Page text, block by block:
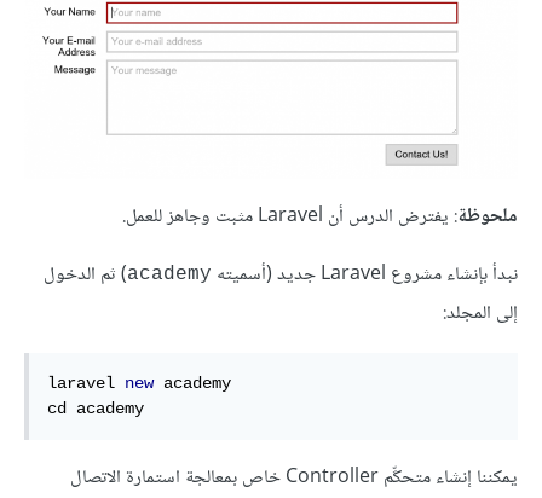
ملحوظة: يفترض الدرس أن Laravel مثبت وجاهز للعمل.
نبدأ بإنشاء مشروع Laravel جديد (أسميته
academy) ثم الدخول
إلى المجلد:
laravel new academy
cd academy
يمكننا إنشاء متحكِّم Controller خاص بمعالجة استمارة الاتصال